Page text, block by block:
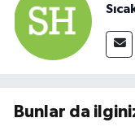
Bunlar da